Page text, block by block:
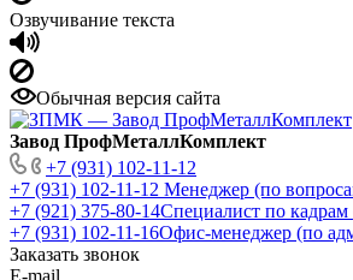
Озвучивание текста
Обычная версия сайта
Завод ПрофМеталлКомплект
+7 (931) 102-11-12
+7 (931) 102-11-12 Менеджер (по
+7 (921) 375-80-14Специалист по кадрам
+7 (931) 102-11-16Офис-менеджер (по
Заказать звонок
E-mail